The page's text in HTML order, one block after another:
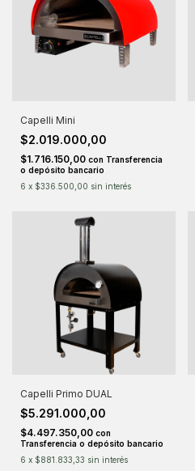
Capelli Mini
$2.019.000,00
$1.716.150,00 con Transferencia
o depósito bancario
6 x $336.500,00 sin interés
Capelli Primo DUAL
$5.291.000,00
$4.497.350,00 con
Transferencia o depósito bancario
6 x $881.833,33 sin interés